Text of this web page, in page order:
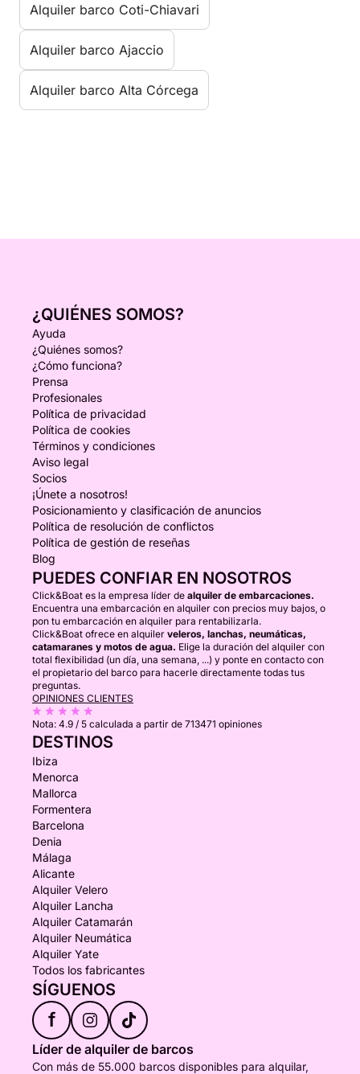
Alquiler barco Coti-Chiavari
Alquiler barco Ajaccio
Alquiler barco Alta Córcega
¿QUIÉNES SOMOS?
Ayuda
¿Quiénes somos?
¿Cómo funciona?
Prensa
Profesionales
Política de privacidad
Política de cookies
Términos y condiciones
Aviso legal
Socios
¡Únete a nosotros!
Posicionamiento y clasificación de anuncios
Política de resolución de conflictos
Política de gestión de reseñas
Blog
PUEDES CONFIAR EN NOSOTROS
Click&Boat es la empresa líder de alquiler de embarcaciones.
Encuentra una embarcación en alquiler con precios muy bajos, o
pon tu embarcación en alquiler para rentabilizarla.
Click&Boat ofrece en alquiler veleros, lanchas, neumáticas,
catamaranes y motos de agua. Elige la duración del alquiler con
total flexibilidad (un día, una semana, ...) y ponte en contacto con
el propietario del barco para hacerle directamente todas tus
preguntas.
OPINIONES CLIENTES
Nota: 4.9 / 5 calculada a partir de 713471 opiniones
DESTINOS
Ibiza
Menorca
Mallorca
Formentera
Barcelona
Denia
Málaga
Alicante
Alquiler Velero
Alquiler Lancha
Alquiler Catamarán
Alquiler Neumática
Alquiler Yate
Todos los fabricantes
SÍGUENOS
f
Líder de alquiler de barcos
Con más de 55.000 barcos disponibles para alquilar,